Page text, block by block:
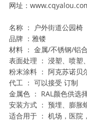
网址：
名称 ： 户外街道公园椅
品牌 ：雅镂
材料 ： 金属/不锈钢/铝
表面处理 ： 浸塑、喷塑
粉末涂料 ： 阿克苏诺贝
代工 ： 可以接受 订制
金属色 ： RAL颜色供选
安装方式 ： 预埋、膨胀
适合用于 ： 机场，医院